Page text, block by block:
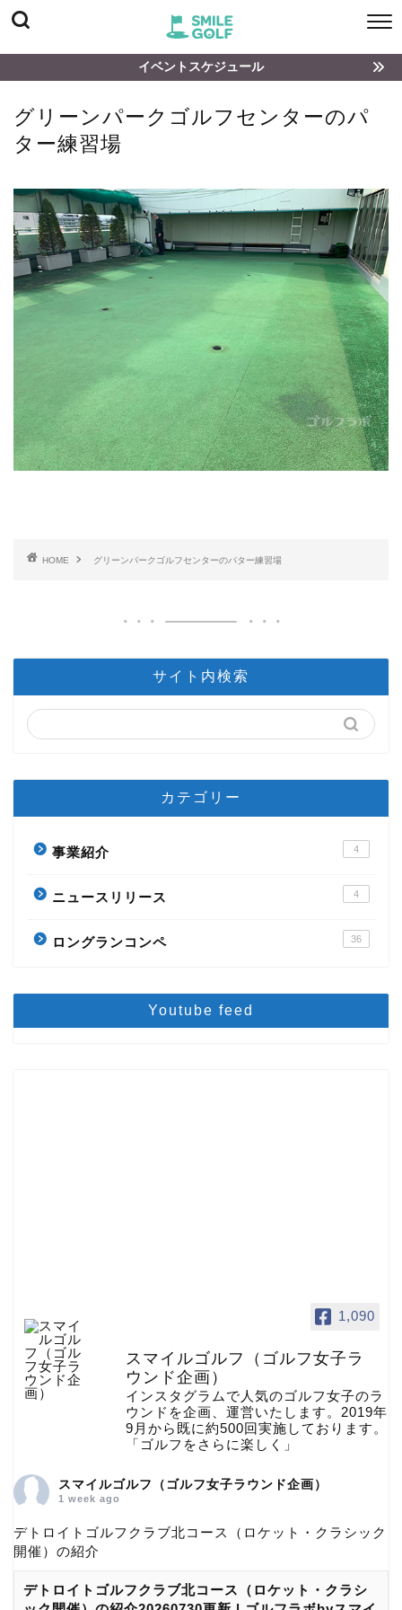
イベントスケジュール
グリーンパークゴルフセンターのパ
ター練習場
HOME グリーンパークゴルフセンターのパター練習場
サイト内検索
カテゴリー
事業紹介 4
ニュースリリース 4
ロングランコンペ 36
Youtube feed
1,090
スマイルゴルフ（ゴルフ女子ラ
ウンド企画）
インスタグラムで人気のゴルフ女子のラ
ウンドを企画、運営いたします。2019年
9月から既に約500回実施しております。
「ゴルフをさらに楽しく」
スマイルゴルフ（ゴルフ女子ラウンド企画）
1 week ago
デトロイトゴルフクラブ北コース（ロケット・クラシック
開催）の紹介
デトロイトゴルフクラブ北コース（ロケット・クラシ